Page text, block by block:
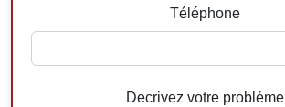
Téléphone
Decrivez votre probléme